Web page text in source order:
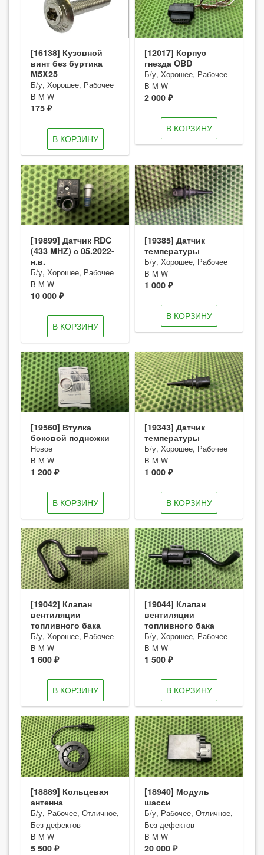
[16138] Кузовной
винт без буртика
M5X25
Б/у, Хорошее, Рабочее
B M W
175 ₽
В КОРЗИНУ
[12017] Корпус
гнезда OBD
Б/у, Хорошее, Рабочее
B M W
2 000 ₽
В КОРЗИНУ
[19899] Датчик RDC
(433 MHZ) с 05.2022-
н.в.
Б/у, Хорошее, Рабочее
B M W
10 000 ₽
В КОРЗИНУ
[19385] Датчик
температуры
Б/у, Хорошее, Рабочее
B M W
1 000 ₽
В КОРЗИНУ
[19560] Втулка
боковой подножки
Новое
B M W
1 200 ₽
В КОРЗИНУ
[19343] Датчик
температуры
Б/у, Хорошее, Рабочее
B M W
1 000 ₽
В КОРЗИНУ
[19042] Клапан
вентиляции
топливного бака
Б/у, Хорошее, Рабочее
B M W
1 600 ₽
В КОРЗИНУ
[19044] Клапан
вентиляции
топливного бака
Б/у, Хорошее, Рабочее
B M W
1 500 ₽
В КОРЗИНУ
[18889] Кольцевая
антенна
Б/у, Рабочее, Отличное,
Без дефектов
B M W
5 500 ₽
[18940] Модуль
шасси
Б/у, Рабочее, Отличное,
Без дефектов
B M W
20 000 ₽